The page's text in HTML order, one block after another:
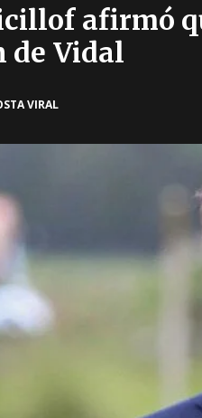
afirmó
de Vidal
VIRAL